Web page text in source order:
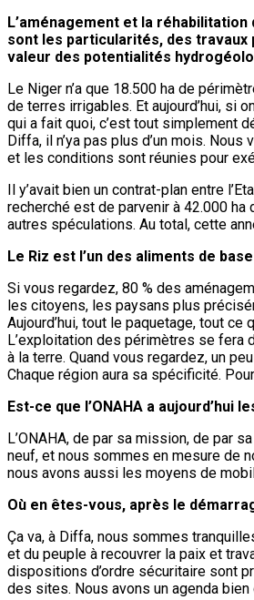
L’aménagement et la
sont les particularités, des travaux
valeur des potentialités
Le Niger n’a que 18.500 ha de
de terres irrigables. Et aujourd’hui, si
qui a fait quoi, c’est tout simplement
Diffa, il n’ya pas plus d’un mois.
et les conditions sont réunies pour
Il y’avait bien un contrat-plan entre
recherché est de parvenir à 42.000 ha
autres spéculations. Au total, cette
Le Riz est l’un des aliments de
Si vous regardez, 80 % des
les citoyens, les paysans plus
Aujourd’hui, tout le paquetage, tout
L’exploitation des périmètres se fera
à la terre. Quand vous regardez, un
Chaque région aura sa spécificité.
Est-ce que l’ONAHA a
L’ONAHA, de par sa mission, de par
neuf, et nous sommes en mesure de
nous avons aussi les moyens de
Où en êtes-vous, après le
Ça va, à Diffa, nous sommes
et du peuple à recouvrer la paix et
dispositions d’ordre sécuritaire sont
des sites. Nous avons un agenda